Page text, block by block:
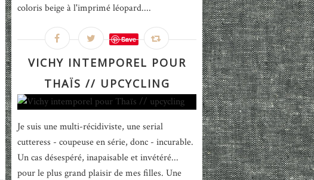
coloris beige à l'imprimé léopard....
Save
VICHY INTEMPOREL POUR
THAÏS // UPCYCLING
Je suis une multi-récidiviste, une serial
cutteress - coupeuse en série, donc - incurable.
Un cas désespéré, inapaisable et invétéré...
pour le plus grand plaisir de mes filles. Une